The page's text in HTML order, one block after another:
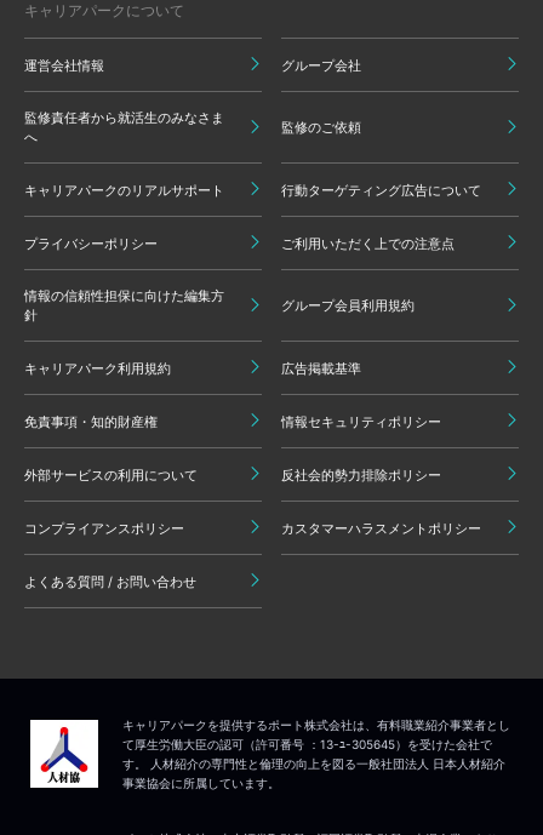
キャリアパークについて
運営会社情報 グループ会社
監修責任者から就活生のみなさま
へ
監修のご依頼
キャリアパークのリアルサポート 行動ターゲティング広告について
プライバシーポリシー ご利用いただく上での注意点
情報の信頼性担保に向けた編集方
針
グループ会員利用規約
キャリアパーク利用規約 広告掲載基準
免責事項・知的財産権 情報セキュリティポリシー
外部サービスの利用について 反社会的勢力排除ポリシー
コンプライアンスポリシー カスタマーハラスメントポリシー
よくある質問 / お問い合わせ